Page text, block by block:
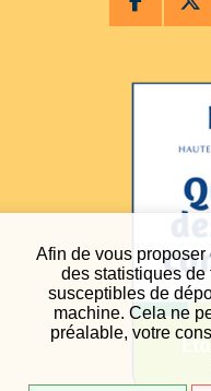
Afin de vous
des statistiques
susceptibles de
machine. Cela ne
préalable, votre